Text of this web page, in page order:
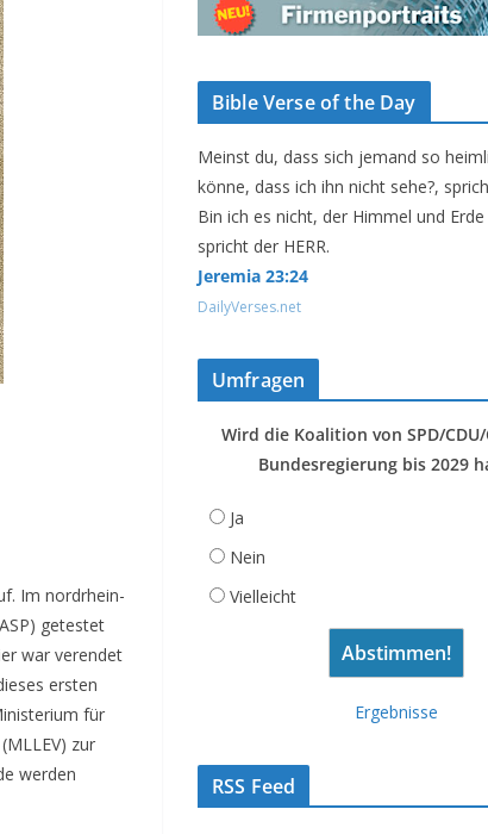
Im nordrhein-
getestet
war verendet
ersten
für
zur
werden
Bible Verse of the Day
Meinst du, dass sich jemand so
könne, dass ich ihn nicht sehe?,
Bin ich es nicht, der Himmel und
spricht der HERR.
Jeremia 23:24
DailyVerses.net
Umfragen
Wird die Koalition von SPD/
Bundesregierung bis 2029
Ja
Nein
Vielleicht
Ergebnisse
RSS Feed